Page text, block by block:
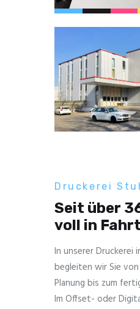
Druckerei
Seit über
voll in Fahrt
In unserer Druckerei
begleiten wir Sie
Planung bis zum
Im Offset- oder